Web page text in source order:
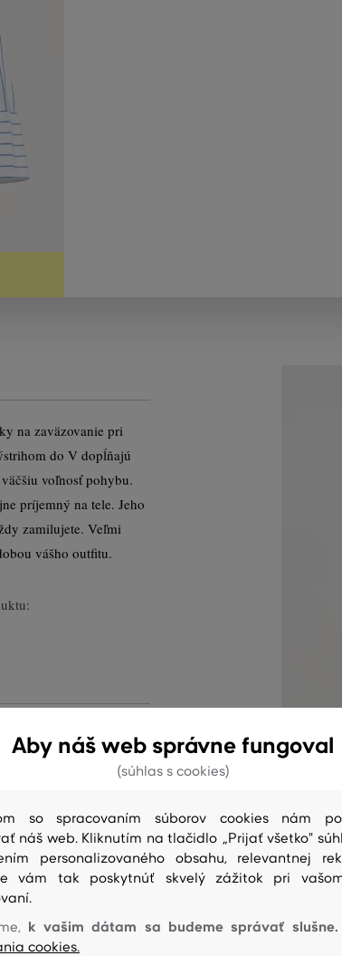
na zaväzovanie pri
do V dopĺňajú
voľnosť pohybu.
príjemný na tele. Jeho
zamilujete. Veľmi
vášho outfitu.
ČISTENIE
Aby náš web správne fungoval
(súhlas s cookies)
so spracovaním súborov cookies nám
náš web. Kliknutím na tlačidlo „Prijať všetko"
personalizovaného obsahu, relevantnej
vám tak poskytnúť skvelý zážitok pri
k vašim dátam sa budeme správať slušne.
cookies.